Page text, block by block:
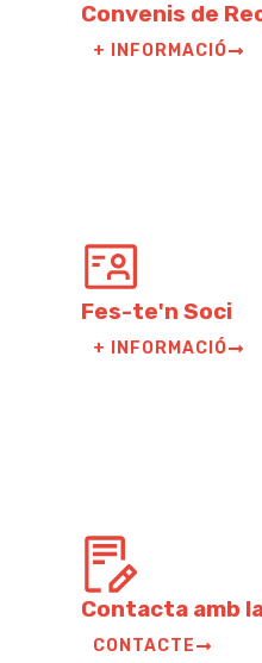
Convenis de
+ INFORMACIÓ
Fes-te'n Soci
+ INFORMACIÓ
Contacta amb
CONTACTE